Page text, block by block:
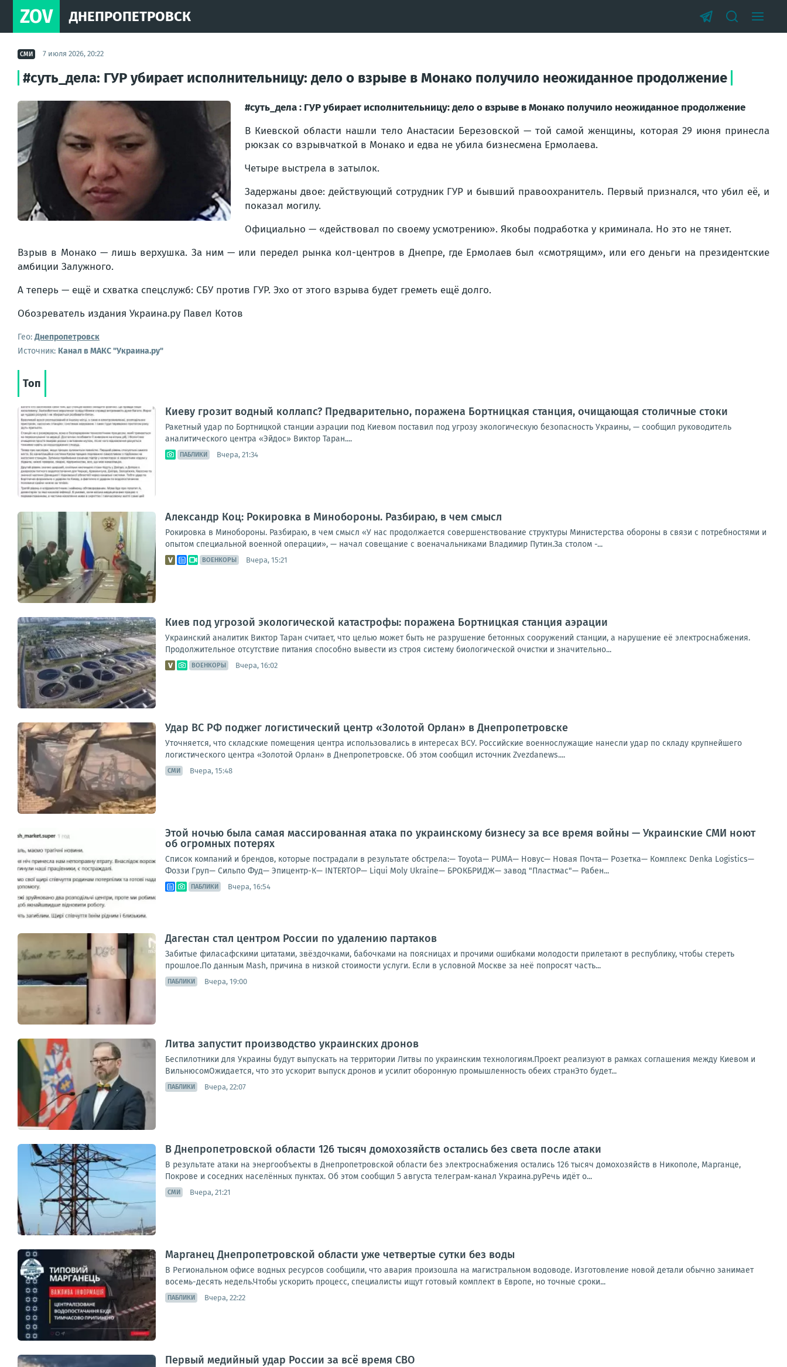
ZOV ДНЕПРОПЕТРОВСК
СМИ 7 июля 2026, 20:22
#суть_дела: ГУР убирает исполнительницу: дело о взрыве в Монако получило неожиданное продолжение
#суть_дела : ГУР убирает исполнительницу: дело о взрыве в Монако получило неожиданное продолжение
В Киевской области нашли тело Анастасии Березовской — той самой женщины, которая 29 июня принесла
рюкзак со взрывчаткой в Монако и едва не убила бизнесмена Ермолаева.
Четыре выстрела в затылок.
Задержаны двое: действующий сотрудник ГУР и бывший правоохранитель. Первый признался, что убил её, и
показал могилу.
Официально — «действовал по своему усмотрению». Якобы подработка у криминала. Но это не тянет.
Взрыв в Монако — лишь верхушка. За ним — или передел рынка кол-центров в Днепре, где Ермолаев был «смотрящим», или его деньги на президентские
амбиции Залужного.
А теперь — ещё и схватка спецслужб: СБУ против ГУР. Эхо от этого взрыва будет греметь ещё долго.
Обозреватель издания Украина.ру Павел Котов
Гео:Днепропетровск
Источник: Канал в МАКС "Украина.ру"
Топ
Киеву грозит водный коллапс? Предварительно, поражена Бортницкая станция, очищающая столичные стоки
Ракетный удар по Бортницкой станции аэрации под Киевом поставил под угрозу экологическую безопасность Украины, — сообщил руководитель
аналитического центра «Эйдос» Виктор Таран....
ПАБЛИКИ Вчера, 21:34
Александр Коц: Рокировка в Минобороны. Разбираю, в чем смысл
Рокировка в Минобороны. Разбираю, в чем смысл «У нас продолжается совершенствование структуры Министерства обороны в связи с потребностями и
опытом специальной военной операции», — начал совещание с военачальниками Владимир Путин.За столом -...
ВОЕНКОРЫ Вчера, 15:21
Киев под угрозой экологической катастрофы: поражена Бортницкая станция аэрации
Украинский аналитик Виктор Таран считает, что целью может быть не разрушение бетонных сооружений станции, а нарушение её электроснабжения.
Продолжительное отсутствие питания способно вывести из строя систему биологической очистки и значительно...
ВОЕНКОРЫ Вчера, 16:02
Удар ВС РФ поджег логистический центр «Золотой Орлан» в Днепропетровске
Уточняется, что складские помещения центра использовались в интересах ВСУ. Российские военнослужащие нанесли удар по складу крупнейшего
логистического центра «Золотой Орлан» в Днепропетровске. Об этом сообщил источник Zvezdanews....
СМИ Вчера, 15:48
Этой ночью была самая массированная атака по украинскому бизнесу за все время войны — Украинские СМИ ноют
об огромных потерях
Список компаний и брендов, которые пострадали в результате обстрела:— Toyota— PUMA— Новус— Новая Почта— Розетка— Комплекс Denka Logistics—
Фоззи Груп— Сильпо Фуд— Эпицентр-К— INTERTOP— Liqui Moly Ukraine— БРОКБРИДЖ— завод "Пластмас"— Рабен...
ПАБЛИКИ Вчера, 16:54
Дагестан стал центром России по удалению партаков
Забитые филасафскими цитатами, звёздочками, бабочками на поясницах и прочими ошибками молодости прилетают в республику, чтобы стереть
прошлое.По данным Mash, причина в низкой стоимости услуги. Если в условной Москве за неё попросят часть...
ПАБЛИКИ Вчера, 19:00
Литва запустит производство украинских дронов
Беспилотники для Украины будут выпускать на территории Литвы по украинским технологиям.Проект реализуют в рамках соглашения между Киевом и
ВильнюсомОжидается, что это ускорит выпуск дронов и усилит оборонную промышленность обеих странЭто будет...
ПАБЛИКИ Вчера, 22:07
В Днепропетровской области 126 тысяч домохозяйств остались без света после атаки
В результате атаки на энергообъекты в Днепропетровской области без электроснабжения остались 126 тысяч домохозяйств в Никополе, Марганце,
Покрове и соседних населённых пунктах. Об этом сообщил 5 августа телеграм-канал Украина.руРечь идёт о...
СМИ Вчера, 21:21
Марганец Днепропетровской области уже четвертые сутки без воды
В Региональном офисе водных ресурсов сообщили, что авария произошла на магистральном водоводе. Изготовление новой детали обычно занимает
восемь-десять недель.Чтобы ускорить процесс, специалисты ищут готовый комплект в Европе, но точные сроки...
ПАБЛИКИ Вчера, 22:22
Первый медийный удар России за всё время СВО